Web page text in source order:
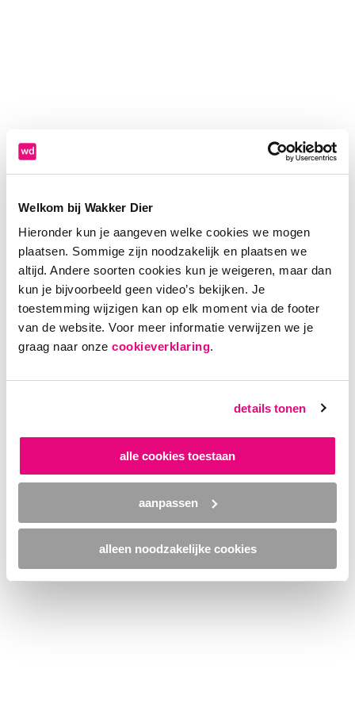
Welkom bij Wakker Dier
Hieronder kun je aangeven welke cookies we mogen
plaatsen. Sommige zijn noodzakelijk en plaatsen we
altijd. Andere soorten cookies kun je weigeren, maar dan
kun je bijvoorbeeld geen video’s bekijken. Je
toestemming wijzigen kan op elk moment via de footer
van de website. Voor meer informatie verwijzen we je
graag naar onze cookieverklaring.
details tonen
alle cookies toestaan
aanpassen
alleen noodzakelijke cookies
Application error: a client-side exception has occurred (see the